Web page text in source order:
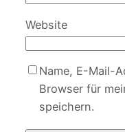
Website
Name, E-Mail-
Browser für
speichern.